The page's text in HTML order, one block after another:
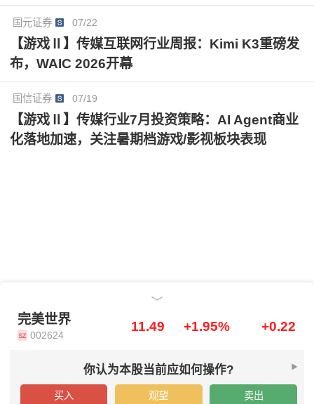
国元证券 07/22
【游戏Ⅱ】传媒互联网行业周报：Kimi K3重磅发
布，WAIC 2026开幕
国信证券 07/19
【游戏Ⅱ】传媒行业7月投资策略：AI Agent商业
化落地加速，关注暑期档游戏/影视板块表现
完美世界
完美世界
002624
11.49 +1.95% +0.22
你认为本股当前应如何操作?
买入 观望 卖出